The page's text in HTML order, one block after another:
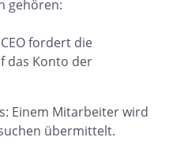
gehören:
fordert die
das Konto der
Einem Mitarbeiter wird
übermittelt.